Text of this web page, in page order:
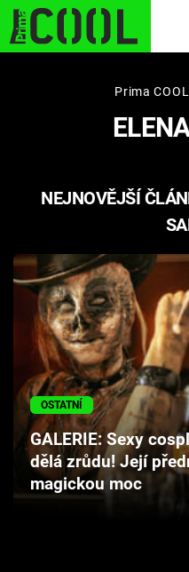
STARHOUSE
PLNEJ KOTEL
Filmy
Seriály
Hry
Cool Esport
Pořady
TV Program
Prima COOL
NEJNOVĚJŠÍ
OSTATNÍ
GALERIE: Sexy
dělá zrůdu! Její
magickou moc